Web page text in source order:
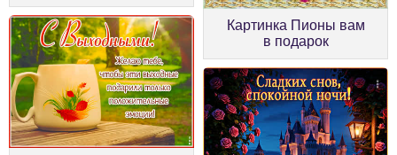
Картинка Пионы вам
в подарок